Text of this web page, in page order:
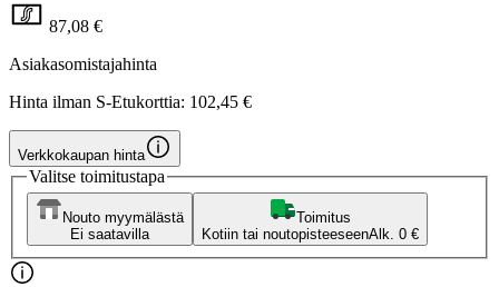
87,08 €
Asiakasomistajahinta
Hinta ilman S-Etukorttia: 102,45 €
Verkkokaupan hinta
Valitse toimitustapa
Nouto myymälästä
Ei saatavilla
Toimitus
Kotiin tai noutopisteeseenAlk. 0 €